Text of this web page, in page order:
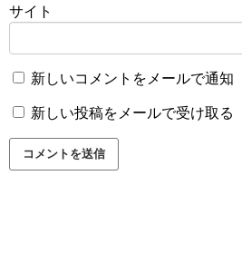
サイト
新しいコメントをメールで通知
新しい投稿をメールで受け取る